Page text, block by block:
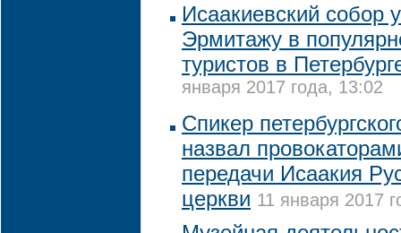
Исаакиевский собор
Эрмитажу в
туристов в
января 2017 года, 13:02
Спикер
назвал
передачи Исаакия
церкви 11 января 2017